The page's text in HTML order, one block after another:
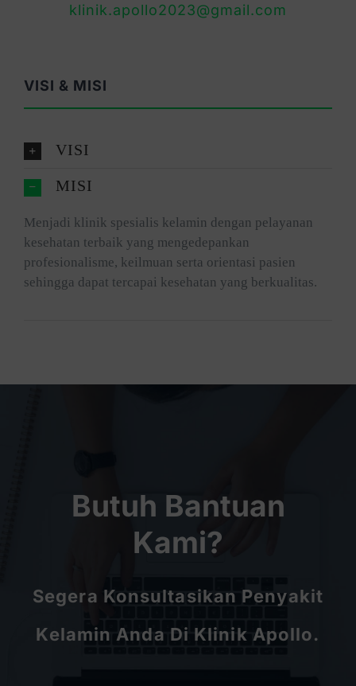
klinik.apollo2023@gmail.com
VISI & MISI
VISI
MISI
Menjadi klinik spesialis kelamin dengan pelayanan
kesehatan terbaik yang mengedepankan
profesionalisme, keilmuan serta orientasi pasien
sehingga dapat tercapai kesehatan yang berkualitas.
Butuh Bantuan
Kami?
Segera Konsultasikan Penyakit
Kelamin Anda Di Klinik Apollo.